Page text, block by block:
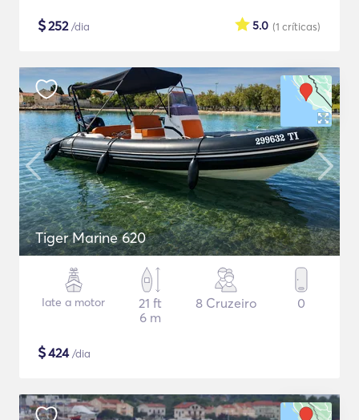
$252/dia (1 críticas)
5.0
Tiger Marine 620
Iate a motor
21 ft
6 m
8 Cruzeiro 0
$424/dia